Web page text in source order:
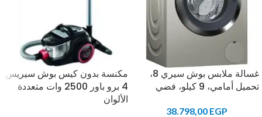
غسالة ملابس بوش سيري 8،
تحميل أمامي، 9 كيلو، فضي
38.798,00 EGP
مكنسة بدون كيس بوش سيريس
4 برو باور 2500 وات متعددة
الألوان